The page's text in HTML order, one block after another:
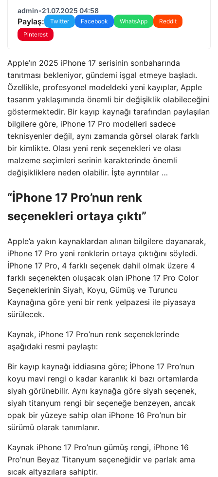
admin•21.07.2025 04:58
Paylaş: Twitter Facebook WhatsApp
Reddit
Pinterest
Apple’ın 2025 iPhone 17 serisinin sonbaharında
tanıtması bekleniyor, gündemi işgal etmeye başladı.
Özellikle, profesyonel modeldeki yeni kayıplar, Apple
tasarım yaklaşımında önemli bir değişiklik olabileceğini
göstermektedir. Bir kayıp kaynağı tarafından paylaşılan
bilgilere göre, iPhone 17 Pro modelleri sadece
teknisyenler değil, aynı zamanda görsel olarak farklı
bir kimlikte. Olası yeni renk seçenekleri ve olası
malzeme seçimleri serinin karakterinde önemli
değişikliklere neden olabilir. İşte ayrıntılar …
“İPhone 17 Pro’nun renk
seçenekleri ortaya çıktı”
Apple’a yakın kaynaklardan alınan bilgilere dayanarak,
iPhone 17 Pro yeni renklerin ortaya çıktığını söyledi.
İPhone 17 Pro, 4 farklı seçenek dahil olmak üzere 4
farklı seçenekten oluşacak olan iPhone 17 Pro Color
Seçeneklerinin Siyah, Koyu, Gümüş ve Turuncu
Kaynağına göre yeni bir renk yelpazesi ile piyasaya
sürülecek.
Kaynak, iPhone 17 Pro’nun renk seçeneklerinde
aşağıdaki resmi paylaştı:
Bir kayıp kaynağı iddiasına göre; İPhone 17 Pro’nun
koyu mavi rengi o kadar karanlık ki bazı ortamlarda
siyah görünebilir. Aynı kaynağa göre siyah seçenek,
siyah titanyum rengi bir seçeneğe benzeyen, ancak
opak bir yüzeye sahip olan iPhone 16 Pro’nun bir
sürümü olarak tanımlanır.
Kaynak iPhone 17 Pro’nun gümüş rengi, iPhone 16
Pro’nun Beyaz Titanyum seçeneğidir ve parlak ama
sıcak altyazılara sahiptir.